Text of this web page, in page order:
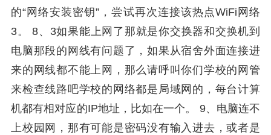
的“网络安装密钥”，尝试再次连接该热点WiFi网络
3。 8、3如果能上网了那就是你交换器和交换机到
电脑那段的网线有问题了，如果从宿舍外面连接进
来的网线都不能上网，那么请呼叫你们学校的网管
来检查线路吧学校的网络都是局域网的，每台计算
机都有相对应的IP地址，比如在一个。 9、电脑连不
上校园网，那有可能是密码没有输入进去，或者是